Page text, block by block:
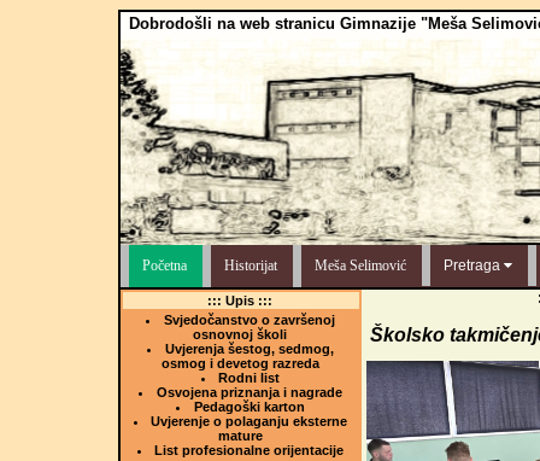
Dobrodošli na web stranicu Gimnazije "Meša
Početna Historijat Meša Selimović Pretraga
::: Upis :::
Svjedočanstvo o završenoj
osnovnoj školi
Uvjerenja šestog, sedmog,
osmog i devetog razreda
Rodni list
Osvojena priznanja i nagrade
Pedagoški karton
Uvjerenje o polaganju eksterne
mature
List profesionalne orijentacije
Školsko